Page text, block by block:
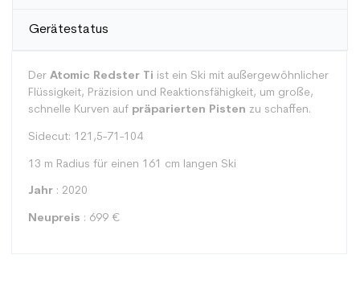
Gerätestatus
Der Atomic Redster Ti ist ein Ski mit außergewöhnlicher
Flüssigkeit, Präzision und Reaktionsfähigkeit, um große,
schnelle Kurven auf präparierten Pisten zu schaffen.
Sidecut: 121,5-71-104
13 m Radius für einen 161 cm langen Ski
Jahr : 2020
Neupreis : 699 €